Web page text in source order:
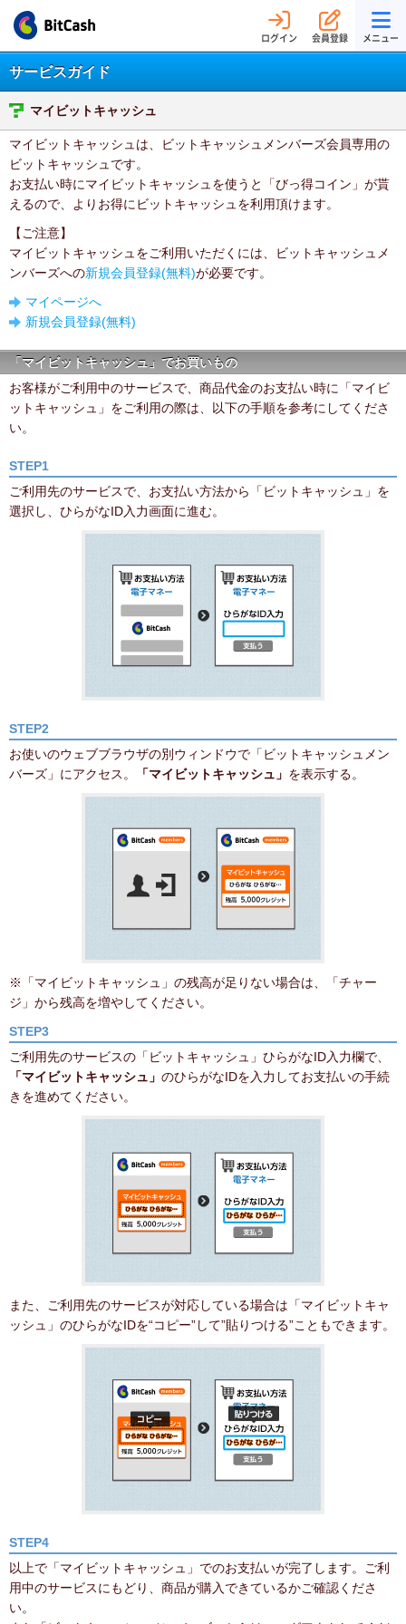
ログイン 会員登録 メニュー
サービスガイド
マイビットキャッシュ
マイビットキャッシュは、ビットキャッシュメンバーズ会員専用の
ビットキャッシュです。
お支払い時にマイビットキャッシュを使うと「びっ得コイン」が貰
えるので、よりお得にビットキャッシュを利用頂けます。
【ご注意】
マイビットキャッシュをご利用いただくには、ビットキャッシュメ
ンバーズへの新規会員登録(無料)が必要です。
マイページへ
新規会員登録(無料)
「マイビットキャッシュ」でお買いもの
お客様がご利用中のサービスで、商品代金のお支払い時に「マイビ
ットキャッシュ」をご利用の際は、以下の手順を参考にしてくださ
い。
STEP1
ご利用先のサービスで、お支払い方法から「ビットキャッシュ」を
選択し、ひらがなID入力画面に進む。
STEP2
お使いのウェブブラウザの別ウィンドウで「ビットキャッシュメン
バーズ」にアクセス。
「マイビットキャッシュ」 を表示する。
※「マイビットキャッシュ」の残高が足りない場合は、「チャー
ジ」から残高を増やしてください。
STEP3
ご利用先のサービスの「ビットキャッシュ」ひらがなID入力欄で、
「マイビットキャッシュ」 のひらがなIDを入力してお支払いの手続
きを進めてください。
また、ご利用先のサービスが対応している場合は「マイビットキャ
ッシュ」のひらがなIDを“コピー”して”貼りつける”こともできます。
STEP4
以上で「マイビットキャッシュ」でのお支払いが完了します。ご利
用中のサービスにもどり、商品が購入できているかご確認くださ
い。